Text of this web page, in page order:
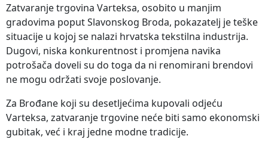
Zatvaranje trgovina Varteksa, osobito u manjim
gradovima poput Slavonskog Broda, pokazatelj je teške
situacije u kojoj se nalazi hrvatska tekstilna industrija.
Dugovi, niska konkurentnost i promjena navika
potrošača doveli su do toga da ni renomirani brendovi
ne mogu održati svoje poslovanje.
Za Brođane koji su desetljećima kupovali odjeću
Varteksa, zatvaranje trgovine neće biti samo ekonomski
gubitak, već i kraj jedne modne tradicije.